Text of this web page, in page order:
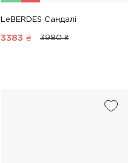
LeBERDES Сандалі
3383 ₴ 3980 ₴